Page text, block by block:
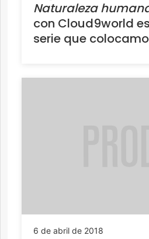
Naturaleza
con Cloud9world
serie que
6 de abril de 2018